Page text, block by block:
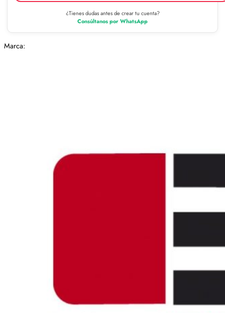
¿Tienes dudas antes de crear tu cuenta?
Consúltanos por WhatsApp
Marca: